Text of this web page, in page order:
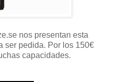
nos presentan esta
ser pedida. Por los 150€
capacidades.